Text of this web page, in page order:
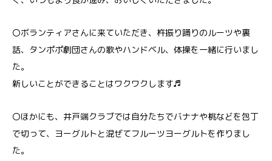
〇ボランティアさんに来ていただき、杵振り踊りのルーツや裏
話、タンポポ劇団さんの歌やハンドベル、体操を一緒に行いまし
た。
新しいことができることはワクワクします♬
〇ほかにも、井戸端クラブでは自分たちでバナナや桃などを包丁
で切って、ヨーグルトと混ぜてフルーツヨーグルトを作りまし
た。